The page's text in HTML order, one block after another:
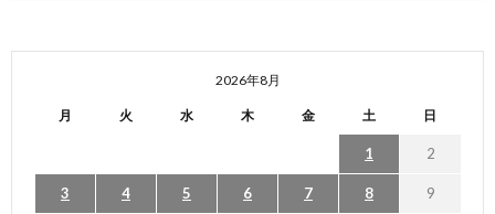
2026年8月
月 火 水 木 金 土 日
1 2
3 4 5 6 7 8 9